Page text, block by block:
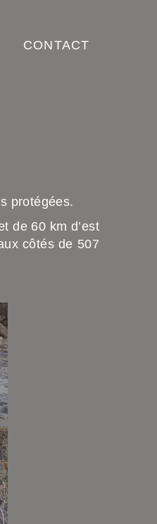
CONTACT
protégées.
de 60 km d’est
côtés de 507